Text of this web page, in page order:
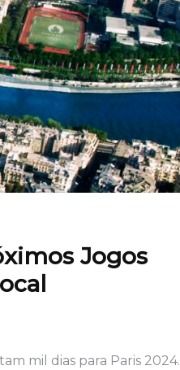
Jogos
mil dias para Paris 2024.